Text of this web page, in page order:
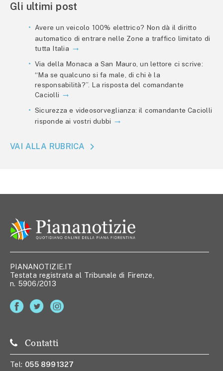
Gli ultimi post
Avere un veicolo 100% elettrico? Non dà il diritto
automatico di entrare nelle Zone a traffico limitato di
tutta Italia
Via della Monaca a San Mauro, un lettore ci scrive:
“Ma se qualcuno si fa male, di chi è la
responsabilità?”. La risposta del comandante
Caciolli
Sicurezza e videosorveglianza: il comandante Caciolli
risponde ai vostri dubbi
VAI ALLA RUBRICA
PIANANOTIZIE.IT
Testata registrata al Tribunale di Firenze,
n. 5906/2013
Contatti
Tel: 055 8991327